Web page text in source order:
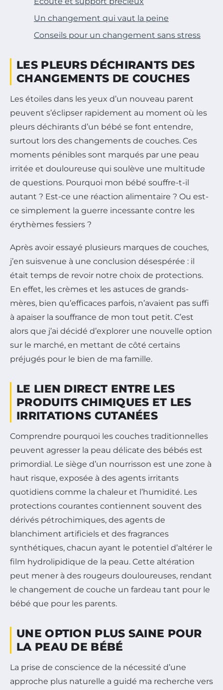
Un changement qui vaut la peine
Conseils pour un changement sans stress
LES PLEURS DÉCHIRANTS DES
CHANGEMENTS DE COUCHES
Les étoiles dans les yeux d’un nouveau parent
peuvent s’éclipser rapidement au moment où les
pleurs déchirants d’un bébé se font entendre,
surtout lors des changements de couches. Ces
moments pénibles sont marqués par une peau
irritée et douloureuse qui soulève une multitude
de questions. Pourquoi mon bébé souffre-t-il
autant ? Est-ce une réaction alimentaire ? Ou est-
ce simplement la guerre incessante contre les
érythèmes fessiers ?
Après avoir essayé plusieurs marques de couches,
j’en suisvenue à une conclusion désespérée : il
était temps de revoir notre choix de protections.
En effet, les crèmes et les astuces de grands-
mères, bien qu’efficaces parfois, n’avaient pas suffi
à apaiser la souffrance de mon tout petit. C’est
alors que j’ai décidé d’explorer une nouvelle option
sur le marché, en mettant de côté certains
préjugés pour le bien de ma famille.
LE LIEN DIRECT ENTRE LES
PRODUITS CHIMIQUES ET LES
IRRITATIONS CUTANÉES
Comprendre pourquoi les couches traditionnelles
peuvent agresser la peau délicate des bébés est
primordial. Le siège d’un nourrisson est une zone à
haut risque, exposée à des agents irritants
quotidiens comme la chaleur et l’humidité. Les
protections courantes contiennent souvent des
dérivés pétrochimiques, des agents de
blanchiment artificiels et des fragrances
synthétiques, chacun ayant le potentiel d’altérer le
film hydrolipidique de la peau. Cette altération
peut mener à des rougeurs douloureuses, rendant
le changement de couche un fardeau tant pour le
bébé que pour les parents.
UNE OPTION PLUS SAINE POUR
LA PEAU DE BÉBÉ
La prise de conscience de la nécessité d’une
approche plus naturelle a guidé ma recherche vers